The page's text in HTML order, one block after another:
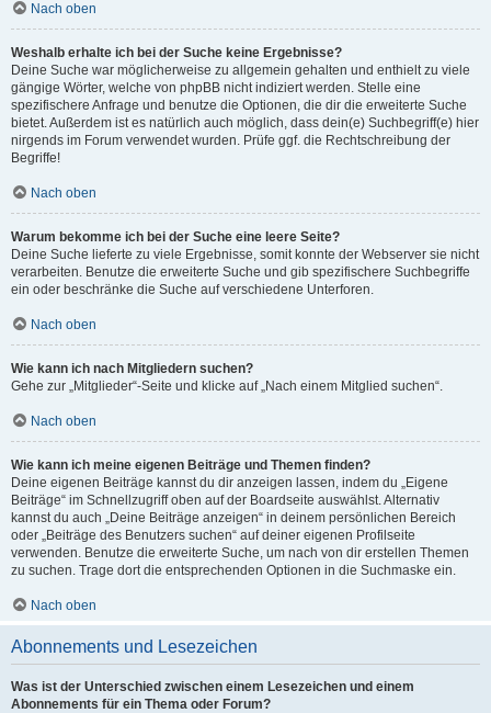
Nach oben
Weshalb erhalte ich bei der Suche keine Ergebnisse?
Deine Suche war möglicherweise zu allgemein gehalten und enthielt zu viele
gängige Wörter, welche von phpBB nicht indiziert werden. Stelle eine
spezifischere Anfrage und benutze die Optionen, die dir die erweiterte Suche
bietet. Außerdem ist es natürlich auch möglich, dass dein(e) Suchbegriff(e) hier
nirgends im Forum verwendet wurden. Prüfe ggf. die Rechtschreibung der
Begriffe!
Nach oben
Warum bekomme ich bei der Suche eine leere Seite?
Deine Suche lieferte zu viele Ergebnisse, somit konnte der Webserver sie nicht
verarbeiten. Benutze die erweiterte Suche und gib spezifischere Suchbegriffe
ein oder beschränke die Suche auf verschiedene Unterforen.
Nach oben
Wie kann ich nach Mitgliedern suchen?
Gehe zur „Mitglieder“-Seite und klicke auf „Nach einem Mitglied suchen“.
Nach oben
Wie kann ich meine eigenen Beiträge und Themen finden?
Deine eigenen Beiträge kannst du dir anzeigen lassen, indem du „Eigene
Beiträge“ im Schnellzugriff oben auf der Boardseite auswählst. Alternativ
kannst du auch „Deine Beiträge anzeigen“ in deinem persönlichen Bereich
oder „Beiträge des Benutzers suchen“ auf deiner eigenen Profilseite
verwenden. Benutze die erweiterte Suche, um nach von dir erstellen Themen
zu suchen. Trage dort die entsprechenden Optionen in die Suchmaske ein.
Nach oben
Abonnements und Lesezeichen
Was ist der Unterschied zwischen einem Lesezeichen und einem
Abonnements für ein Thema oder Forum?